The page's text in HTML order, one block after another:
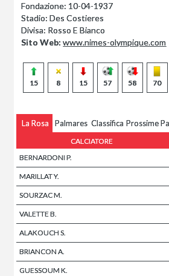
Fondazione: 10-04-1937
Stadio: Des Costieres
Divisa: Rosso E Bianco
Sito Web: www.nimes-olympique.com
15 8 15 57 58 70
La Rosa Palmares Classifica Prossime
CALCIATORE
BERNARDONI P.
MARILLAT Y.
SOURZAC M.
VALETTE B.
ALAKOUCH S.
BRIANCON A.
GUESSOUM K.